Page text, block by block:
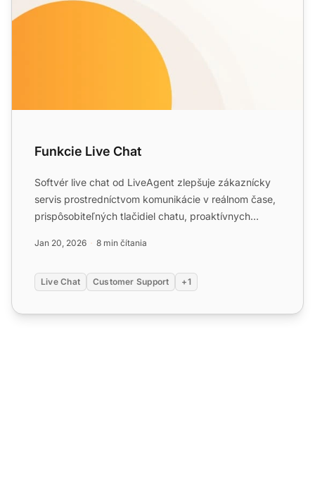
Funkcie Live Chat
Softvér live chat od LiveAgent zlepšuje zákaznícky
servis prostredníctvom komunikácie v reálnom čase,
prispôsobiteľných tlačidiel chatu, proaktívnych
Jan 20, 2026 8 min čítania
Live Chat Customer Support +1